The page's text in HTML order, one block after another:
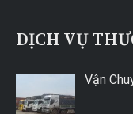
DỊCH VỤ
Vận